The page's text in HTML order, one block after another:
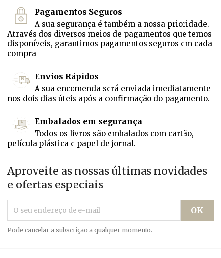
Pagamentos Seguros
A sua segurança é também a nossa prioridade.
Através dos diversos meios de pagamentos que temos
disponíveis, garantimos pagamentos seguros em cada
compra.
Envios Rápidos
A sua encomenda será enviada imediatamente
nos dois dias úteis após a confirmação do pagamento.
Embalados em segurança
Todos os livros são embalados com cartão,
película plástica e papel de jornal.
Aproveite as nossas últimas novidades
e ofertas especiais
Pode cancelar a subscrição a qualquer momento.